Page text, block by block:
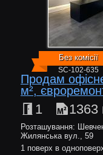
Без комісії
SC-102-635
Продам
м²,
1 1363
Розташування:
Жилянська вул., 59
1 поверх в